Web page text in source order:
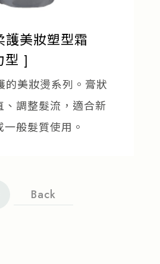
護美妝塑型霜
型 ]
的美妝燙系列。膏狀
、調整髮流，適合新
般髮質使用。
Back